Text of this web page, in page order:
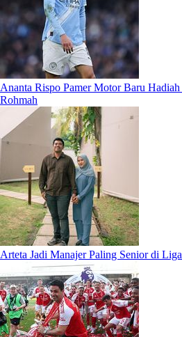
Ananta Rispo Pamer Motor Baru
Rohmah
Arteta Jadi Manajer Paling Senior di